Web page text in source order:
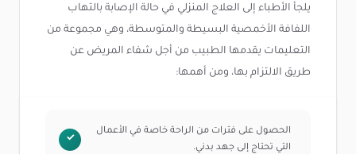
يلجأ الأطباء إلى العلاج المنزلي في حالة الإصابة بالتهاب
اللفافة الأخمصية البسيطة والمتوسطة، وهي مجموعة من
التعليمات يقدمها الطبيب من أجل شفاء المريض عن
طريق الالتزام بها، ومن أهمها:
الحصول على فترات من الراحة خاصة في الأعمال
التي تحتاج إلى جهد بدني.